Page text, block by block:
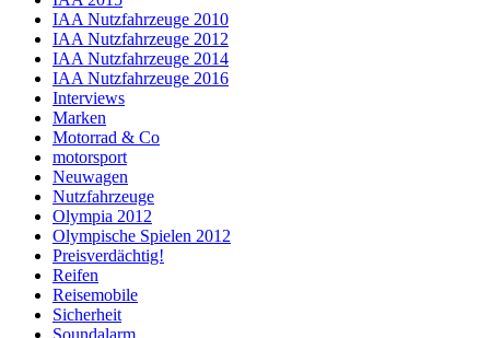
IAA Nutzfahrzeuge 2010
IAA Nutzfahrzeuge 2012
IAA Nutzfahrzeuge 2014
IAA Nutzfahrzeuge 2016
Interviews
Marken
Motorrad & Co
motorsport
Neuwagen
Nutzfahrzeuge
Olympia 2012
Olympische Spielen 2012
Preisverdächtig!
Reifen
Reisemobile
Sicherheit
Soundalarm